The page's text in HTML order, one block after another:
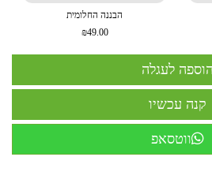
הבננה החלומית
₪49.00
ווטסאפ